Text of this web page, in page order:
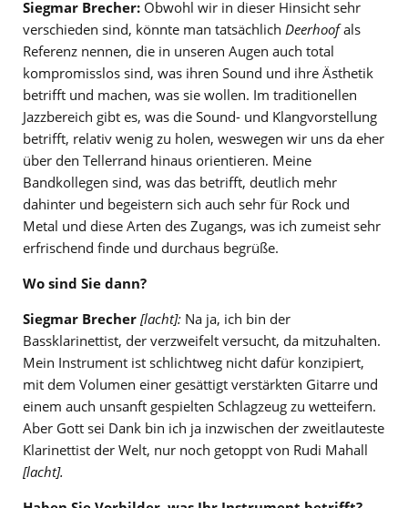
Siegmar Brecher: Obwohl wir in dieser Hinsicht sehr
verschieden sind, könnte man tatsächlich Deerhoofals
Referenz nennen, die in unseren Augen auch total
kompromisslos sind, was ihren Sound und ihre Ästhetik
betrifft und machen, was sie wollen. Im traditionellen
Jazzbereich gibt es, was die Sound- und Klangvorstellung
betrifft, relativ wenig zu holen, weswegen wir uns da eher
über den Tellerrand hinaus orientieren. Meine
Bandkollegen sind, was das betrifft, deutlich mehr
dahinter und begeistern sich auch sehr für Rock und
Metal und diese Arten des Zugangs, was ich zumeist sehr
erfrischend finde und durchaus begrüße.
Wo sind Sie dann?
Siegmar Brecher [lacht]: Na ja, ich bin der
Bassklarinettist, der verzweifelt versucht, da mitzuhalten.
Mein Instrument ist schlichtweg nicht dafür konzipiert,
mit dem Volumen einer gesättigt verstärkten Gitarre und
einem auch unsanft gespielten Schlagzeug zu wetteifern.
Aber Gott sei Dank bin ich ja inzwischen der zweitlauteste
Klarinettist der Welt, nur noch getoppt von Rudi Mahall
[lacht].